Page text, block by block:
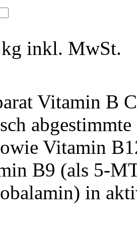
inkl. MwSt.
Vitamin B
Vitamin
B9 (als 5-
in